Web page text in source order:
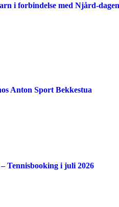
i forbindelse med Njård-dagen
Anton Sport Bekkestua
Tennisbooking i juli 2026